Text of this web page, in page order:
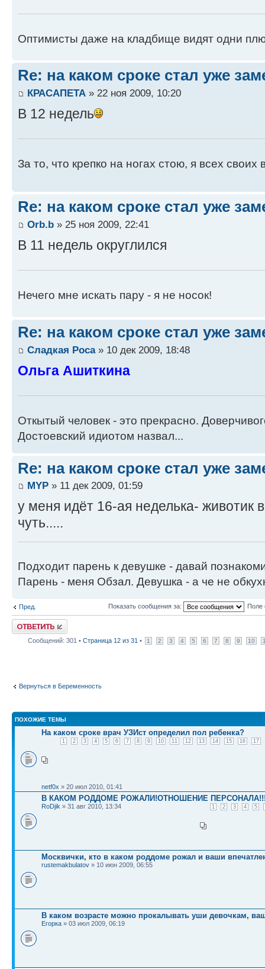
Оптимисты даже на кладбище видят одни
Re: на каком сроке стал уже
КРАСАПЕТА » 22 ноя 2009, 10:20
В 12 недель
За то, что крепко на ногах стою, я всех своих
Re: на каком сроке стал уже
Orb.b » 25 ноя 2009, 22:41
В 11 недель округлился
Нечего мне искать пару - я не носок!
Re: на каком сроке стал уже
Сладкая Роса» 10 дек 2009, 18:48
Ольга Ашиткина
Откытый человек - это прекрасно.
Достоевский идиотом назвал...
Re: на каком сроке стал уже
MYP » 11 дек 2009, 01:59
у меня идёт 16-ая неделька- животик
чуть.....
Подходит парень к девушке - давай
Парень - меня Обзал. Девушка - а че не
Пред. Показать сообщения за: Поле
Ответить
Сообщений: 301 • Страница 12 из 31 • 1 2 3 4 5 6 7 8 9 10
Вернуться в Беременность
ПОХОЖИЕ ТЕМЫ
На каком сроке врач УЗИст определил пол ребенка?
1 2 3 4 5 6 7 8 9 10 11 12 13 14 15 16 17
netf0x » 20 июл 2010, 01:41
В КАКОМ РОДДОМЕ РОЖАЛИ!ОТНОШЕНИЕ
1 2 3 4 5
RoDjik » 31 авг 2010, 13:34
Москвички, кто в каком роддоме рожал и ваши
rustemakbulatov » 10 июн 2009, 06:55
В каком возрасте можно прокалывать уши девочкам,
Егорка » 03 июл 2009, 06:19